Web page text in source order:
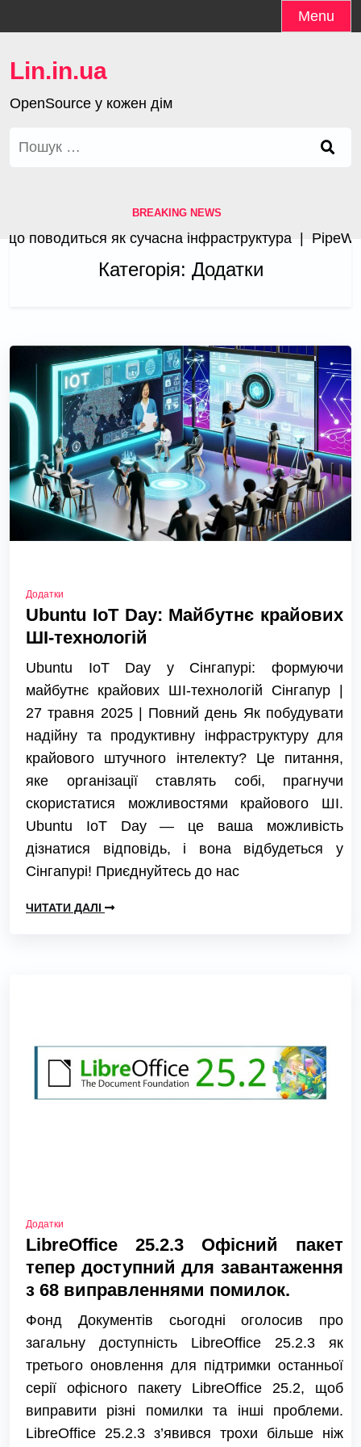
to
Menu
Lin.in.ua
OpenSource у кожен дім
Пошук:
BREAKING NEWS
поводиться як сучасна інфраструктура |
Категорія: Додатки
Додатки
Ubuntu IoT Day: Майбутнє крайових
ШІ-технологій
Ubuntu IoT Day у Сінгапурі: формуючи
майбутнє крайових ШІ-технологій Сінгапур |
27 травня 2025 | Повний день Як побудувати
надійну та продуктивну інфраструктуру для
крайового штучного інтелекту? Це питання,
яке організації ставлять собі, прагнучи
скористатися можливостями крайового ШІ.
Ubuntu IoT Day — це ваша можливість
дізнатися відповідь, і вона відбудеться у
Сінгапурі! Приєднуйтесь до нас
ЧИТАТИ ДАЛІ
Додатки
LibreOffice 25.2.3 Офісний пакет
тепер доступний для завантаження
з 68 виправленнями помилок.
Фонд Документів сьогодні оголосив про
загальну доступність LibreOffice 25.2.3 як
третього оновлення для підтримки останньої
серії офісного пакету LibreOffice 25.2, щоб
виправити різні помилки та інші проблеми.
LibreOffice 25.2.3 з’явився трохи більше ніж